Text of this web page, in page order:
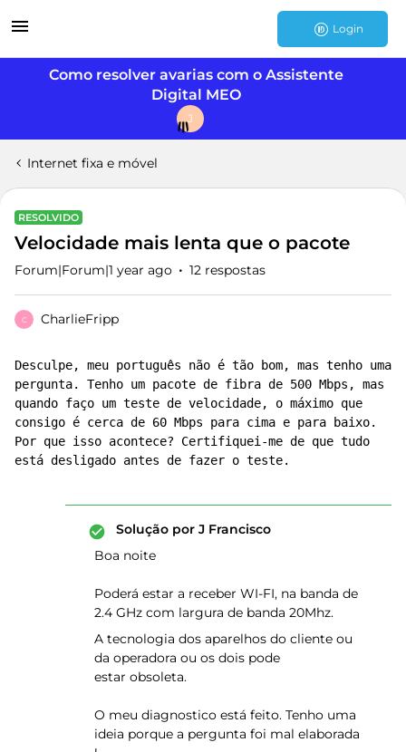
Login
Como resolver avarias com o Assistente
Digital MEO
J
Internet fixa e móvel
RESOLVIDO
Velocidade mais lenta que o pacote
Forum|Forum|1 year ago 12 respostas
C CharlieFripp
Desculpe, meu português não é tão bom, mas tenho uma
pergunta. Tenho um pacote de fibra de 500 Mbps, mas
quando faço um teste de velocidade, o máximo que
consigo é cerca de 60 Mbps para cima e para baixo.
Por que isso acontece? Certifiquei-me de que tudo
está desligado antes de fazer o teste.
Solução por J Francisco
Boa noite
Poderá estar a receber WI-FI, na banda de
2.4 GHz com largura de banda 20Mhz.
A tecnologia dos aparelhos do cliente ou
da operadora ou os dois pode
estar obsoleta.
O meu diagnostico está feito. Tenho uma
ideia porque a pergunta foi mal elaborada